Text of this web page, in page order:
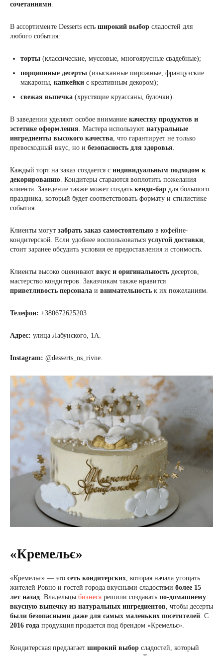
сочетаниями.
В ассортименте Desserts есть широкий выбор сладостей для
любого события:
торты (классические, муссовые, многоярусные свадебные);
порционные десерты (изысканные пирожные, французские
макароны, капкейки с креативным декором);
свежая выпечка (хрустящие круассаны, булочки).
В заведении уделяют особое внимание качеству продуктов и
эстетике оформления. Мастера используют натуральные
ингредиенты высокого качества, что гарантирует не только
превосходный вкус, но и безопасность для здоровья.
Каждый торт на заказ создается с индивидуальным подходом к
декорированию. Кондитеры стараются воплотить пожелания
клиента. Заведение также может создать кенди-бар для большого
праздника, который будет соответствовать формату и стилистике
события.
Клиенты могут забрать заказ самостоятельно в кофейне-
кондитерской. Если удобнее воспользоваться услугой доставки,
стоит заранее обсудить условия ее предоставления и стоимость.
Клиенты высоко оценивают вкус и оригинальность десертов,
мастерство кондитеров. Заказчикам также нравится
приветливость персонала и внимательность к их пожеланиям.
Телефон: +380672625203.
Адрес: улица Лабунского, 1А.
Instagram: @desserts_ns_rivne.
«Кремельє»
«Кремельє» — это сеть кондитерских , которая начала угощать
жителей Ровно и гостей города вкусными сладостями более 15
лет назад . Владельцы бизнеса решили создавать по-домашнему
вкусную выпечку из натуральных ингредиентов , чтобы десерты
были безопасными даже для самых маленьких посетителей . С
2016 года продукция продается под брендом «Кремельє».
Кондитерская предлагает широкий выбор сладостей, который